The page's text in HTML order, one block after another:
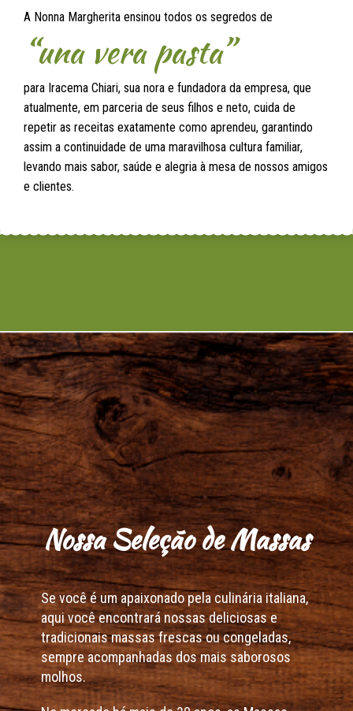
A Nonna Margherita ensinou todos os segredos de
“una vera pasta”
para Iracema Chiari, sua nora e fundadora da empresa, que
atualmente, em parceria de seus filhos e neto, cuida de
repetir as receitas exatamente como aprendeu, garantindo
assim a continuidade de uma maravilhosa cultura familiar,
levando mais sabor, saúde e alegria à mesa de nossos amigos
e clientes.
Nossa Seleção de Massas
Se você é um apaixonado pela culinária italiana,
aqui você encontrará nossas deliciosas e
tradicionais massas frescas ou congeladas,
sempre acompanhadas dos mais saborosos
molhos.